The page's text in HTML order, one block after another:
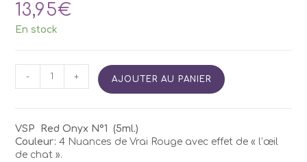
13,95€
En stock
quantité
Red
Onyx
1
- + AJOUTER AU PANIER
VSP Red Onyx N°1 (5ml.)
Couleur: 4 Nuances de Vrai Rouge avec effet de « l’œil
de chat ».